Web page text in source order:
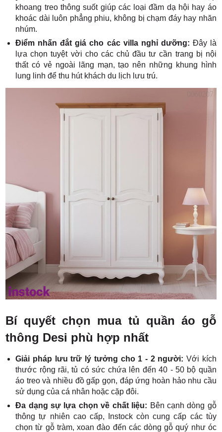
khoang treo thông suốt giúp các loại đầm dạ hội hay áo
khoác dài luôn phẳng phiu, không bị chạm đáy hay nhăn
nhúm.
Điểm nhấn đắt giá cho các villa nghỉ dưỡng: Đây là
lựa chọn tuyệt vời cho các chủ đầu tư cần trang bị nội
thất có vẻ ngoài lãng mạn, tạo nên những khung hình
lung linh để thu hút khách du lịch lưu trú.
Bí quyết chọn mua tủ quần áo gỗ
thông Desi phù hợp nhất
Giải pháp lưu trữ lý tưởng cho 1 - 2 người:Với kích
thước rộng rãi, tủ có sức chứa lên đến 40 - 50 bộ quần
áo treo và nhiều đồ gấp gọn, đáp ứng hoàn hảo nhu cầu
sử dụng của cá nhân hoặc cặp đôi.
Đa dạng sự lựa chọn về chất liệu: Bên cạnh dòng gỗ
thông tự nhiên cao cấp, Instock còn cung cấp các tùy
chọn từ gỗ tràm, xoan đào đến các dòng gỗ quý như óc